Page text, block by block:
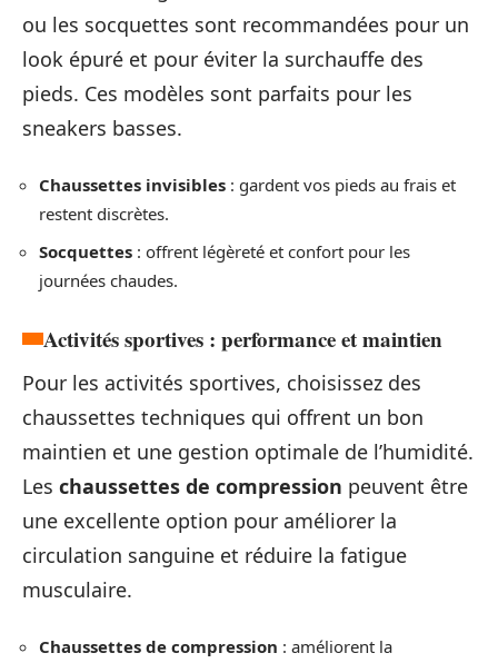
ou les socquettes sont recommandées pour un
look épuré et pour éviter la surchauffe des
pieds. Ces modèles sont parfaits pour les
sneakers basses.
Chaussettes invisibles : gardent vos pieds au frais et
restent discrètes.
Socquettes : offrent légèreté et confort pour les
journées chaudes.
Activités sportives : performance et maintien
Pour les activités sportives, choisissez des
chaussettes techniques qui offrent un bon
maintien et une gestion optimale de l’humidité.
Les chaussettes de compression peuvent être
une excellente option pour améliorer la
circulation sanguine et réduire la fatigue
musculaire.
Chaussettes de compression : améliorent la